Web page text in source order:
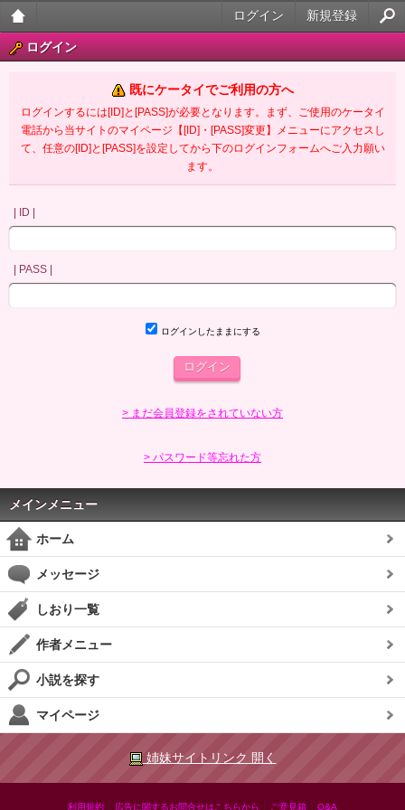
大人
ータ
イ官
新規登録
ログイン
ログイン
既にケータイでご利用の方へ
ログインするには[ID]と[PASS]が必要となります。まず、ご使用のケータイ
電話から当サイトのマイページ【[ID]・[PASS]変更】メニューにアクセスし
て、任意の[ID]と[PASS]を設定してから下のログインフォームへご入力願い
ます。
| ID |
| PASS |
ログインしたままにする
> まだ会員登録をされていない方
> パスワード等忘れた方
メインメニュー
ホーム
メッセージ
しおり一覧
作者メニュー
小説を探す
マイページ
姉妹サイトリンク 開く
利用規約 広告に関するお問合せはこちらから ご意見箱 Q&A